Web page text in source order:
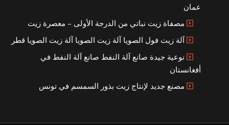
عمان
مصفاة زيت نباتي من الدرجة الأولى – معصرة زيت
آلة زيت فول الصويا آلة زيت الصويا آلة زيت الصويا قطر
نوعية جيدة صانع آلة النفط صانع آلة النفط في
أفغانستان
مصنع جديد لإنتاج زيت بذور السمسم في تونس